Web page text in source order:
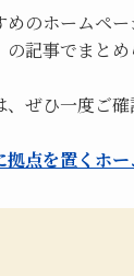
めのホームペ
の記事でまとめ
ぜひ一度ご確
拠点を置くホ